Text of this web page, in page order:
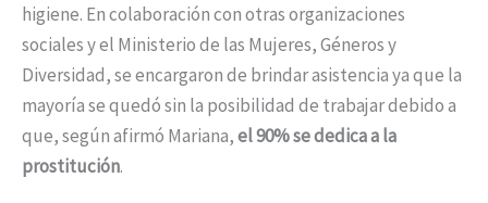
higiene. En colaboración con otras organizaciones
sociales y el Ministerio de las Mujeres, Géneros y
Diversidad, se encargaron de brindar asistencia ya que la
mayoría se quedó sin la posibilidad de trabajar debido a
que, según afirmó Mariana,el 90% se dedica a la
prostitución.